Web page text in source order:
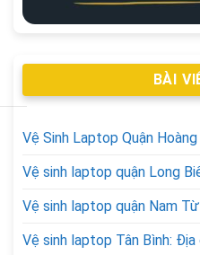
BÀI
Vệ Sinh Laptop Quận
Vệ sinh laptop quận Long
Vệ sinh laptop quận Nam
Vệ sinh laptop Tân Bình: